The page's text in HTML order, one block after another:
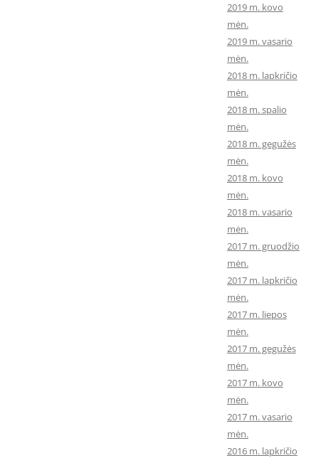
2019 m. kovo
mėn.
2019 m. vasario
mėn.
2018 m. lapkričio
mėn.
2018 m. spalio
mėn.
2018 m. gegužės
mėn.
2018 m. kovo
mėn.
2018 m. vasario
mėn.
2017 m. gruodžio
mėn.
2017 m. lapkričio
mėn.
2017 m. liepos
mėn.
2017 m. gegužės
mėn.
2017 m. kovo
mėn.
2017 m. vasario
mėn.
2016 m. lapkričio